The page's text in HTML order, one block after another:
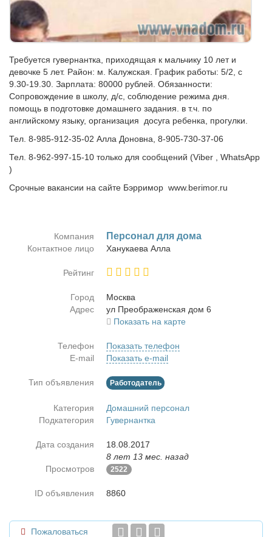
Требуется гувернантка, приходящая к мальчику 10 лет и
девочке 5 лет. Район: м. Калужская. График работы: 5/2, с
9.30-19.30. Зарплата: 80000 рублей. Обязанности:
Сопровождение в школу, д/с, соблюдение режима дня.
помощь в подготовке домашнего задания. в т.ч. по
английскому языку, организация досуга ребенка, прогулки.
Тел. 8-985-912-35-02 Алла Доновна, 8-905-730-37-06
Тел. 8-962-997-15-10 только для сообщений (Viber , WhatsApp
)
Cрочные вакансии на сайте Бэрримор www.berimor.ru
Компания Пер­со­нал для до­ма
Контактное лицо Ха­ну­ка­е­ва Ал­ла
Рейтинг
Город
Москва
Адрес
ул Пре­об­ра­жен­ская дом 6
Показать на карте
Телефон
Показать телефон
E-mail
Показать e-mail
Тип объявления Работодатель
Категория
Домашний персонал
Подкатегория
Гувернантка
Дата создания
18.08.2017
8 лет 13 мес. назад
Просмотров
2522
ID объявления 8860
Пожаловаться